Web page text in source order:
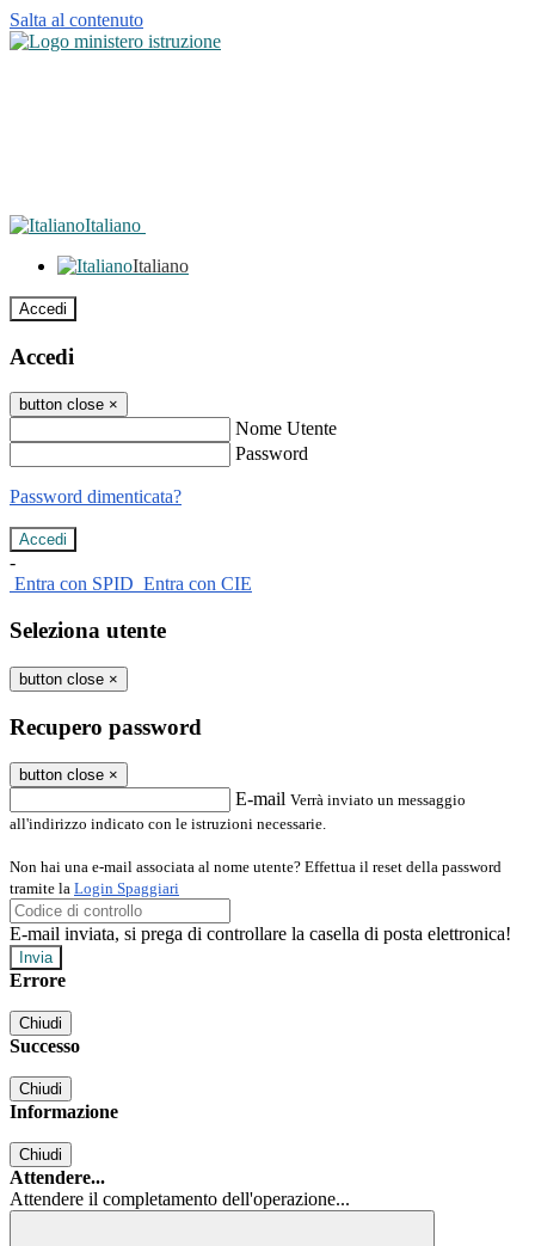
Salta al contenuto
Italiano
Italiano
Accedi
Accedi
button close ×
Nome Utente
Password
Password dimenticata?
-
Entra con SPID Entra con CIE
Seleziona utente
button close ×
Recupero password
button close ×
E-mail Verrà inviato un messaggio
all'indirizzo indicato con le istruzioni necessarie.
Non hai una e-mail associata al nome utente? Effettua il reset della password
tramite la Login Spaggiari
E-mail inviata, si prega di controllare la casella di posta elettronica!
Errore
Chiudi
Successo
Chiudi
Informazione
Chiudi
Attendere...
Attendere il completamento dell'operazione...